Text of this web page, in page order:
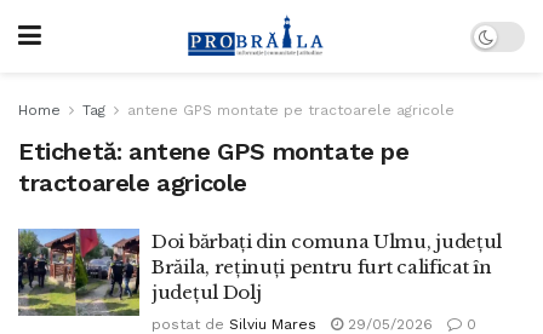
Home Tag antene GPS montate pe tractoarele agricole
Etichetă: antene GPS montate pe
tractoarele agricole
Doi bărbați din comuna Ulmu, județul
Brăila, reținuți pentru furt calificat în
județul Dolj
postat de Silviu Mares 29/05/2026 0